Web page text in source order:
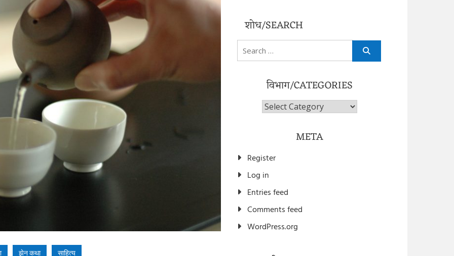
झेन कथा साहित्य
शोध/SEARCH
Search
for:
विभाग/CATEGORIES
विभाग/Categories
META
Register
Log in
Entries feed
Comments feed
WordPress.org